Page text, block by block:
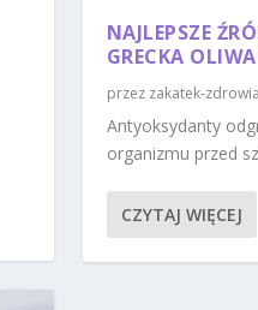
NAJLEPSZE
GRECKA
przez zakatek-
Antyoksydanty
organizmu przed
CZYTAJ WIĘCEJ